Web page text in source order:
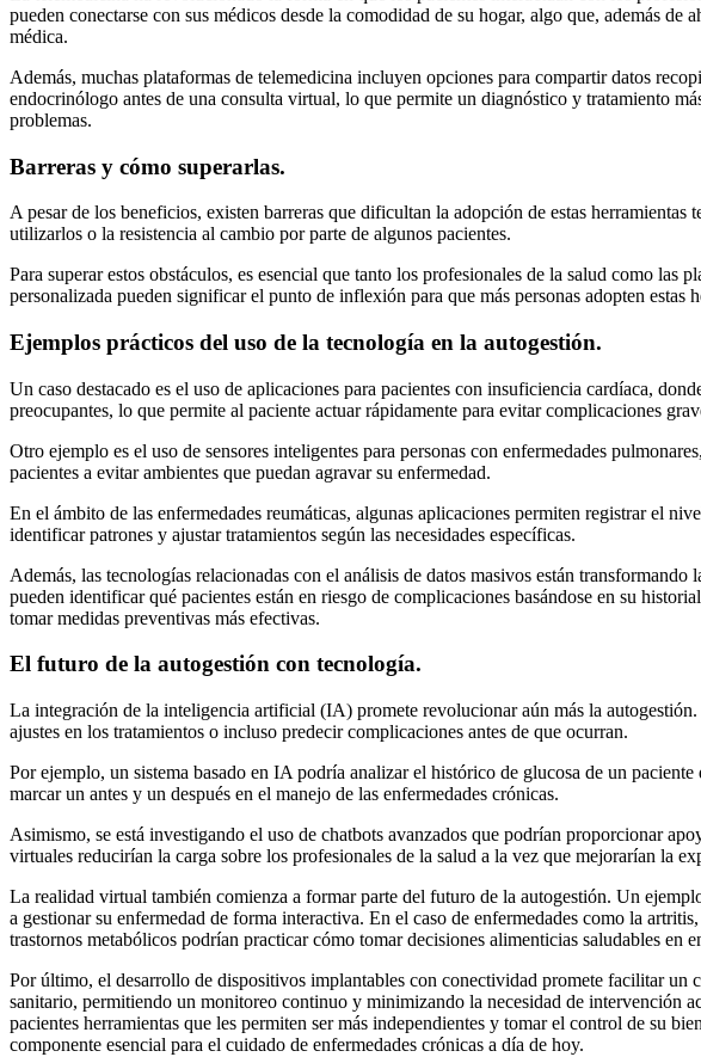
pueden conectarse con sus médicos desde la comodidad de su hogar, algo que, además
médica.
Además, muchas plataformas de telemedicina incluyen opciones para compartir datos
endocrinólogo antes de una consulta virtual, lo que permite un diagnóstico y tratamiento
problemas.
Barreras y cómo superarlas.
A pesar de los beneficios, existen barreras que dificultan la adopción de estas
utilizarlos o la resistencia al cambio por parte de algunos pacientes.
Para superar estos obstáculos, es esencial que tanto los profesionales de la salud como
personalizada pueden significar el punto de inflexión para que más personas adopten estas
Ejemplos prácticos del uso de la tecnología en la autogestión.
Un caso destacado es el uso de aplicaciones para pacientes con insuficiencia cardíaca,
preocupantes, lo que permite al paciente actuar rápidamente para evitar complicaciones
Otro ejemplo es el uso de sensores inteligentes para personas con enfermedades
pacientes a evitar ambientes que puedan agravar su enfermedad.
En el ámbito de las enfermedades reumáticas, algunas aplicaciones permiten registrar el
identificar patrones y ajustar tratamientos según las necesidades específicas.
Además, las tecnologías relacionadas con el análisis de datos masivos están
pueden identificar qué pacientes están en riesgo de complicaciones basándose en su
tomar medidas preventivas más efectivas.
El futuro de la autogestión con tecnología.
La integración de la inteligencia artificial (IA) promete revolucionar aún más la
ajustes en los tratamientos o incluso predecir complicaciones antes de que ocurran.
Por ejemplo, un sistema basado en IA podría analizar el histórico de glucosa de un
marcar un antes y un después en el manejo de las enfermedades crónicas.
Asimismo, se está investigando el uso de chatbots avanzados que podrían proporcionar
virtuales reducirían la carga sobre los profesionales de la salud a la vez que mejorarían la
La realidad virtual también comienza a formar parte del futuro de la autogestión. Un
a gestionar su enfermedad de forma interactiva. En el caso de enfermedades como la
trastornos metabólicos podrían practicar cómo tomar decisiones alimenticias saludables en
Por último, el desarrollo de dispositivos implantables con conectividad promete facilitar
sanitario, permitiendo un monitoreo continuo y minimizando la necesidad de intervención
pacientes herramientas que les permiten ser más independientes y tomar el control de su
componente esencial para el cuidado de enfermedades crónicas a día de hoy.